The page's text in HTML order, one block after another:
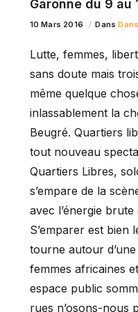
Garonne du 9 au
10 Mars 2016 Dans
Lutte, femmes,
sans doute mais
même quelque
inlassablement la
Beugré. Quartiers
tout nouveau
Quartiers Libres,
s’empare de la
avec l’énergie
S’emparer est bien
tourne autour
femmes africaines
espace public
rues n’osons-nous